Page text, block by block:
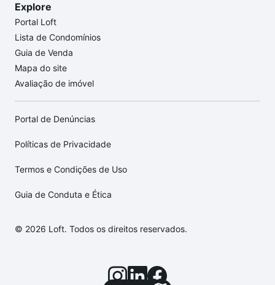
Explore
Portal Loft
Lista de Condomínios
Guia de Venda
Mapa do site
Avaliação de imóvel
Portal de Denúncias
Políticas de Privacidade
Termos e Condições de Uso
Guia de Conduta e Ética
© 2026 Loft. Todos os direitos reservados.